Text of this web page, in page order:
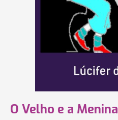
O Velho e a Menina